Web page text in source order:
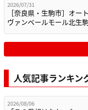
2026/07/31
［奈良県・生駒市］オー
ヴァンベールモール北生
人気記事ランキン
2026/08/06